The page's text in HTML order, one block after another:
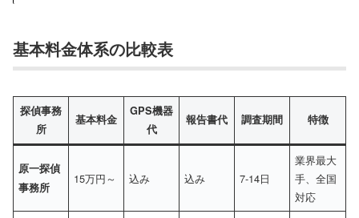
基本料金体系の比較表
探偵事務
所
基本料金
GPS機器
代
報告書代 調査期間 特徴
原一探偵
事務所
15万円～ 込み 込み 7-14日
業界最大
手、全国
対応